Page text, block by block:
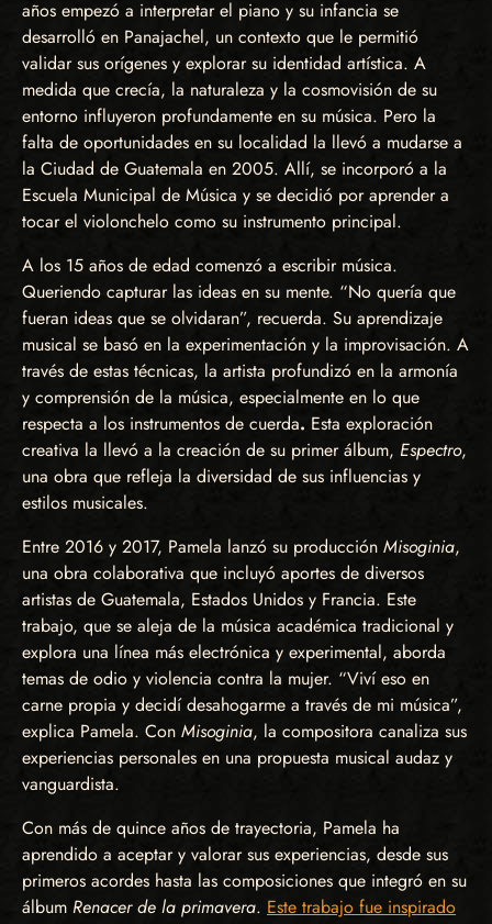
años empezó a interpretar el piano y su infancia se
desarrolló en Panajachel, un contexto que le permitió
validar sus orígenes y explorar su identidad artística. A
medida que crecía, la naturaleza y la cosmovisión de su
entorno influyeron profundamente en su música. Pero la
falta de oportunidades en su localidad la llevó a mudarse a
la Ciudad de Guatemala en 2005. Allí, se incorporó a la
Escuela Municipal de Música y se decidió por aprender a
tocar el violonchelo como su instrumento principal.
A los 15 años de edad comenzó a escribir música.
Queriendo capturar las ideas en su mente. “No quería que
fueran ideas que se olvidaran”, recuerda. Su aprendizaje
musical se basó en la experimentación y la improvisación. A
través de estas técnicas, la artista profundizó en la armonía
y comprensión de la música, especialmente en lo que
respecta a los instrumentos de cuerda. Esta exploración
creativa la llevó a la creación de su primer álbum, Espectro,
una obra que refleja la diversidad de sus influencias y
estilos musicales.
Entre 2016 y 2017, Pamela lanzó su producción Misoginia,
una obra colaborativa que incluyó aportes de diversos
artistas de Guatemala, Estados Unidos y Francia. Este
trabajo, que se aleja de la música académica tradicional y
explora una línea más electrónica y experimental, aborda
temas de odio y violencia contra la mujer. “Viví eso en
carne propia y decidí desahogarme a través de mi música”,
explica Pamela. Con Misoginia, la compositora canaliza sus
experiencias personales en una propuesta musical audaz y
vanguardista.
Con más de quince años de trayectoria, Pamela ha
aprendido a aceptar y valorar sus experiencias, desde sus
primeros acordes hasta las composiciones que integró en su
álbum Renacer de la primavera. Este trabajo fue inspirado